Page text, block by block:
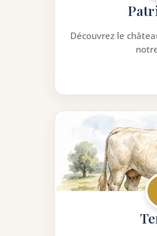
Découvrez le